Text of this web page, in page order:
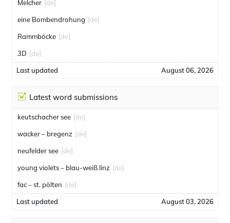
Melcher [de]
eine Bombendrohung [de]
Rammböcke [de]
3D [de]
Last updated August 06, 2026
Latest word submissions
keutschacher see [de]
wacker – bregenz [de]
neufelder see [de]
young violets – blau-weiß linz [de]
fac – st. pölten [de]
Last updated August 03, 2026